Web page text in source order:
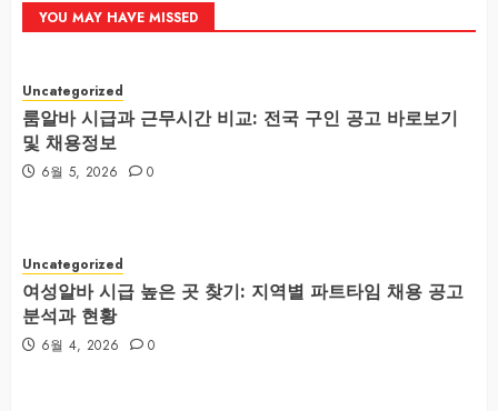
YOU MAY HAVE MISSED
Uncategorized
룸알바 시급과 근무시간 비교: 전국 구인 공고 바로보기
및 채용정보
6월 5, 2026 0
Uncategorized
여성알바 시급 높은 곳 찾기: 지역별 파트타임 채용 공고
분석과 현황
6월 4, 2026 0